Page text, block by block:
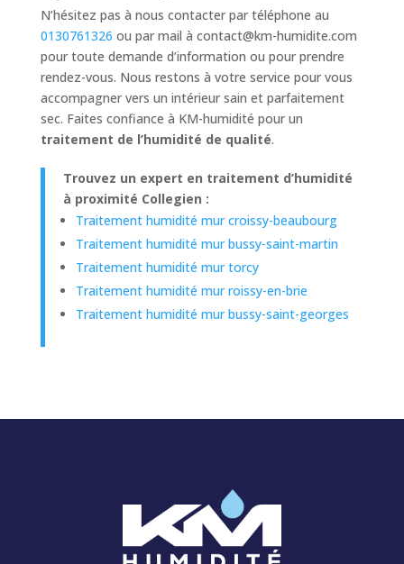
N’hésitez pas à nous contacter par téléphone au
0130761326 ou par mail à contact@km-humidite.com
pour toute demande d’information ou pour prendre
rendez-vous. Nous restons à votre service pour vous
accompagner vers un intérieur sain et parfaitement
sec. Faites confiance à KM-humidité pour un
traitement de l’humidité de qualité.
Trouvez un expert en traitement d’humidité
à proximité Collegien :
Traitement humidité mur croissy-beaubourg
Traitement humidité mur bussy-saint-martin
Traitement humidité mur torcy
Traitement humidité mur roissy-en-brie
Traitement humidité mur bussy-saint-georges